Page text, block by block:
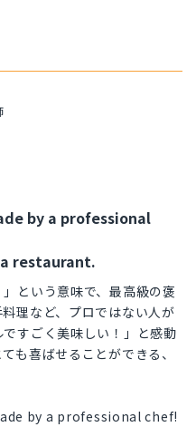
by a professional
restaurant.
という意味で、最高級の褒
理など、プロではない人が
すごく美味しい！」と感動
も喜ばせることができる、
by a professional chef!